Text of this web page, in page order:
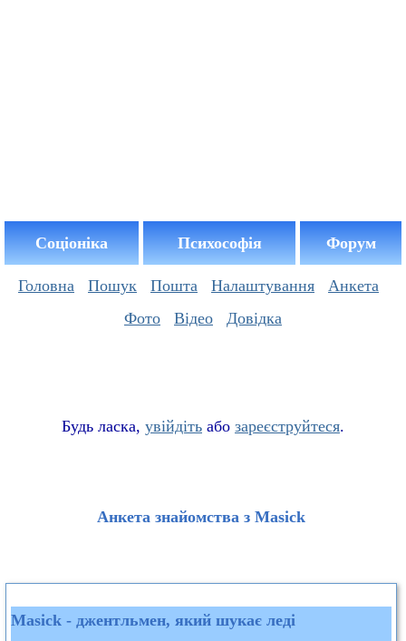
Соціоніка Психософія Форум
Головна Пошук Пошта Налаштування
Анкета
Фото
Відео Довідка
Будь ласка, увійдіть або зареєструйтеся.
Анкета знайомства з Masick
Masick - джентльмен, який шукає леді